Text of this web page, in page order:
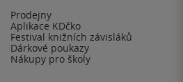
Prodejny
Aplikace KDčko
Festival knižních závisláků
Dárkové poukazy
Nákupy pro školy